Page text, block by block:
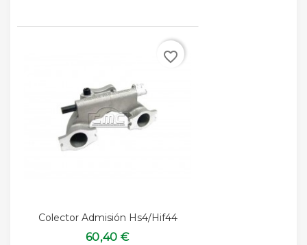
Colector Admisión Hs4/Hif44
60,40 €
favorite_border